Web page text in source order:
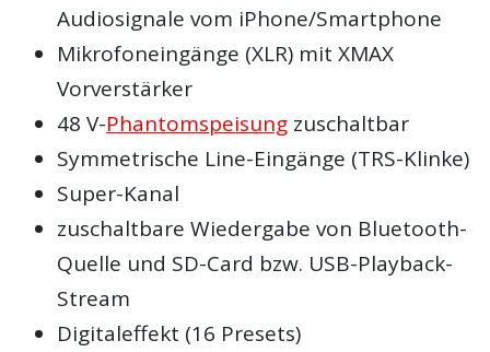
Audiosignale vom iPhone/Smartphone
Mikrofoneingänge (XLR) mit XMAX
Vorverstärker
48 V-Phantomspeisung zuschaltbar
Symmetrische Line-Eingänge (TRS-Klinke)
Super-Kanal
zuschaltbare Wiedergabe von Bluetooth-
Quelle und SD-Card bzw. USB-Playback-
Stream
Digitaleffekt (16 Presets)